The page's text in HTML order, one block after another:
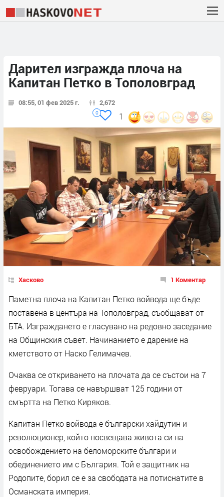
Дарител изгражда плоча на
Капитан Петко в Тополовград
08:55, 01 фев 2025 г. 2,672
1
0
Хасково 1 Коментар
Паметна плоча на Капитан Петко войвода ще бъде
поставена в центъра на Тополовград, съобщават от
БТА. Изграждането е гласувано на редовно заседание
на Общинския съвет. Начинанието е дарение на
кметството от Наско Гелимачев.
Очаква се откриването на плочата да се състои на 7
февруари. Тогава се навършват 125 години от
смъртта на Петко Киряков.
Капитан Петко войвода е български хайдутин и
революционер, който посвещава живота си на
освобождението на беломорските българи и
обединението им с България. Той е защитник на
Родопите, борил се е за свободата на потиснатите в
Османската империя.